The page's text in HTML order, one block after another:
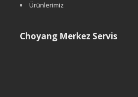
Ürünlerimiz
Choyang Merkez Servis